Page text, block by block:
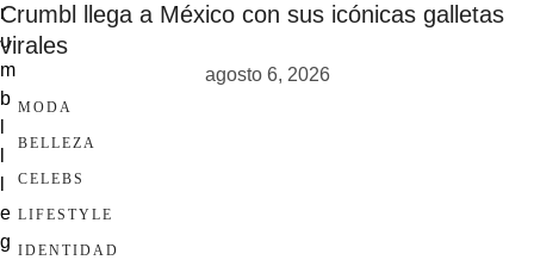
Crumbl llega a México con sus icónicas galletas
virales
agosto 6, 2026
MODA
BELLEZA
CELEBS
LIFESTYLE
IDENTIDAD